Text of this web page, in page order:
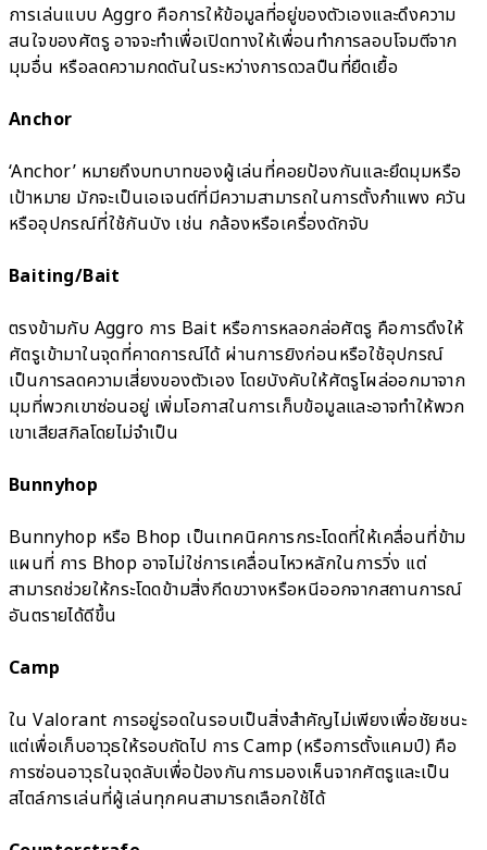
การเล่นแบบ Aggro คือการให้ข้อมูลที่อยู่ของตัวเองและดึงความ
สนใจของศัตรู อาจจะทำเพื่อเปิดทางให้เพื่อนทำการลอบโจมตีจาก
มุมอื่น หรือลดความกดดันในระหว่างการดวลปืนที่ยืดเยื้อ
Anchor
‘Anchor’ หมายถึงบทบาทของผู้เล่นที่คอยป้องกันและยึดมุมหรือ
เป้าหมาย มักจะเป็นเอเจนต์ที่มีความสามารถในการตั้งกำแพง ควัน
หรืออุปกรณ์ที่ใช้กันบัง เช่น กล้องหรือเครื่องดักจับ
Baiting/Bait
ตรงข้ามกับ Aggro การ Bait หรือการหลอกล่อศัตรู คือการดึงให้
ศัตรูเข้ามาในจุดที่คาดการณ์ได้ ผ่านการยิงก่อนหรือใช้อุปกรณ์
เป็นการลดความเสี่ยงของตัวเอง โดยบังคับให้ศัตรูโผล่ออกมาจาก
มุมที่พวกเขาซ่อนอยู่ เพิ่มโอกาสในการเก็บข้อมูลและอาจทำให้พวก
เขาเสียสกิลโดยไม่จำเป็น
Bunnyhop
Bunnyhop หรือ Bhop เป็นเทคนิคการกระโดดที่ให้เคลื่อนที่ข้าม
แผนที่ การ Bhop อาจไม่ใช่การเคลื่อนไหวหลักในการวิ่ง แต่
สามารถช่วยให้กระโดดข้ามสิ่งกีดขวางหรือหนีออกจากสถานการณ์
อันตรายได้ดีขึ้น
Camp
ใน Valorant การอยู่รอดในรอบเป็นสิ่งสำคัญไม่เพียงเพื่อชัยชนะ
แต่เพื่อเก็บอาวุธให้รอบถัดไป การ Camp (หรือการตั้งแคมป์) คือ
การซ่อนอาวุธในจุดลับเพื่อป้องกันการมองเห็นจากศัตรูและเป็น
สไตล์การเล่นที่ผู้เล่นทุกคนสามารถเลือกใช้ได้